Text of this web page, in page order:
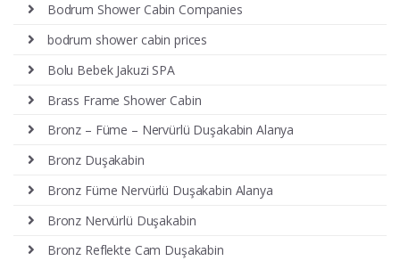
Bodrum Shower Cabin Companies
bodrum shower cabin prices
Bolu Bebek Jakuzi SPA
Brass Frame Shower Cabin
Bronz – Füme – Nervürlü Duşakabin Alanya
Bronz Duşakabin
Bronz Füme Nervürlü Duşakabin Alanya
Bronz Nervürlü Duşakabin
Bronz Reflekte Cam Duşakabin